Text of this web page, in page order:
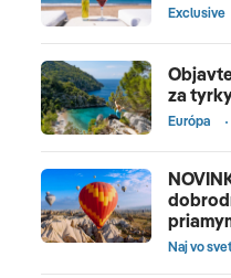
Exclusive
za
Európa
Naj vo